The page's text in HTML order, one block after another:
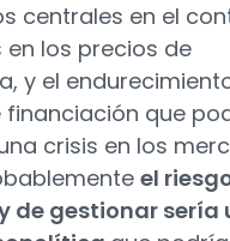
centrales en el
en los precios de
y el
financiación que
crisis en los
el
de gestionar sería